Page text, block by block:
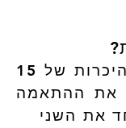
נתחיל בשיחת היכרות של 15
את ההתאמה
את השני